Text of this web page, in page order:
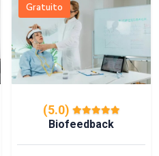
Gratuito
(5.0)
Biofeedback